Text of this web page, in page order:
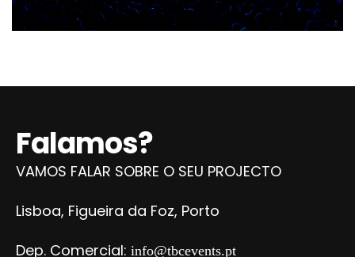
Falamos?
VAMOS FALAR SOBRE O SEU PROJECTO
Lisboa, Figueira da Foz, Porto
Dep. Comercial: info@tbcevents.pt